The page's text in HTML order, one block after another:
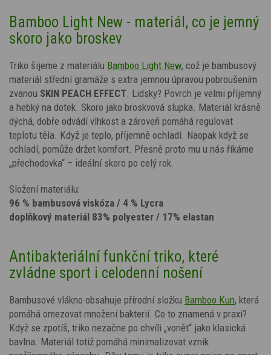
Bamboo Light New - materiál, co je jemný
skoro jako broskev
Triko šijeme z materiálu Bamboo Light New, což je bambusový
materiál střední gramáže s extra jemnou úpravou pobroušením
zvanou SKIN PEACH EFFECT . Lidsky? Povrch je velmi příjemný
a hebký na dotek. Skoro jako broskvová slupka. Materiál krásně
dýchá, dobře odvádí vlhkost a zároveň pomáhá regulovat
teplotu těla. Když je teplo, příjemně ochladí. Naopak když se
ochladí, pomůže držet komfort. Přesně proto mu u nás říkáme
„přechodovka“ – ideální skoro po celý rok.
Složení materiálu:
96 % bambusová viskóza / 4 % Lycra
doplňkový materiál 83% polyester / 17% elastan
Antibakteriální funkční triko, které
zvládne sport i celodenní nošení
Bambusové vlákno obsahuje přírodní složku Bamboo Kun, která
pomáhá omezovat množení bakterií. Co to znamená v praxi?
Když se zpotíš, triko nezačne po chvíli „vonět“ jako klasická
bavlna. Materiál totiž pomáhá minimalizovat vznik